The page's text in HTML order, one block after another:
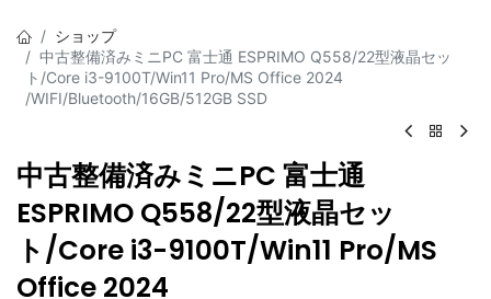
ショップ
中古整備済みミニPC 富士通 ESPRIMO Q558/22型液晶セッ
ト/Core i3-9100T/Win11 Pro/MS Office 2024
/WIFI/Bluetooth/16GB/512GB SSD
中古整備済みミニPC 富士通
ESPRIMO Q558/22型液晶セッ
ト/Core i3-9100T/Win11 Pro/MS
Office 2024